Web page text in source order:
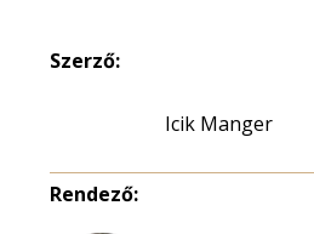
Szerző:
Icik Manger
Rendező: